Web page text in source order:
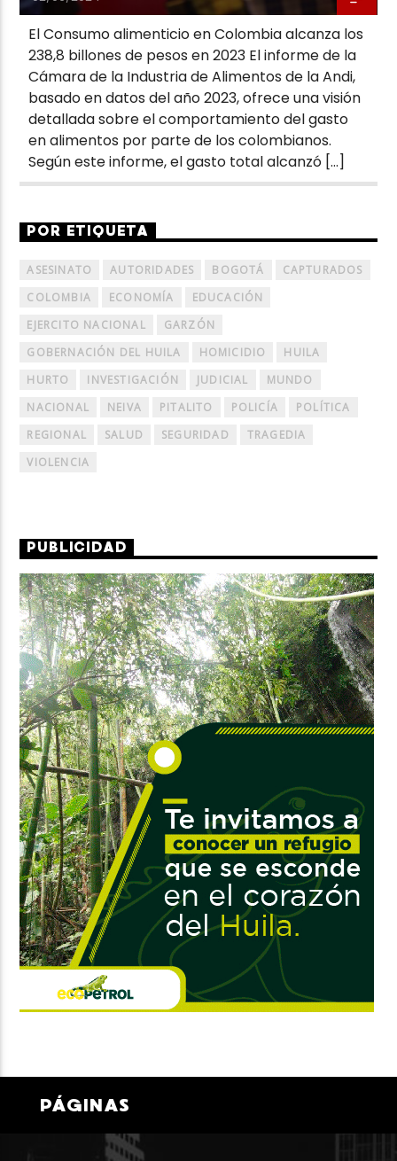
El Consumo alimenticio en Colombia alcanza los
238,8 billones de pesos en 2023 El informe de la
Cámara de la Industria de Alimentos de la Andi,
basado en datos del año 2023, ofrece una visión
detallada sobre el comportamiento del gasto
en alimentos por parte de los colombianos.
Según este informe, el gasto total alcanzó […]
POR ETIQUETA
ASESINATO AUTORIDADES BOGOTÁ
CAPTURADOS
COLOMBIA
ECONOMÍA
EDUCACIÓN
EJERCITO NACIONAL
GARZÓN
GOBERNACIÓN DEL HUILA
HOMICIDIO
HUILA
HURTO
INVESTIGACIÓN JUDICIAL
MUNDO
NACIONAL
NEIVA PITALITO POLICÍA
POLÍTICA
REGIONAL
SALUD SEGURIDAD
TRAGEDIA
VIOLENCIA
PUBLICIDAD
PÁGINAS